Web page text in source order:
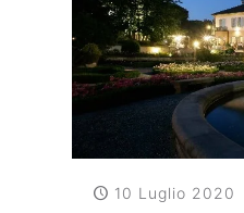
10 Luglio 2020